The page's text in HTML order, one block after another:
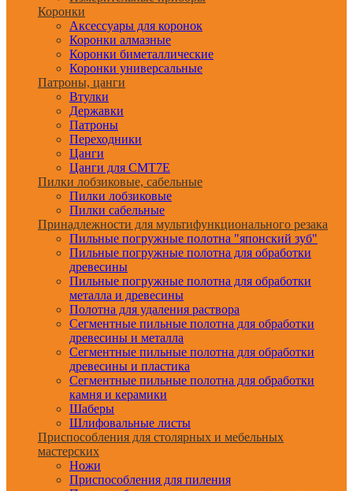
Коронки
Аксессуары для коронок
Коронки алмазные
Коронки биметаллические
Коронки универсальные
Патроны, цанги
Втулки
Державки
Патроны
Переходники
Цанги
Цанги для CMT7E
Пилки лобзиковые, сабельные
Пилки лобзиковые
Пилки сабельные
Принадлежности для мультифункционального резака
Пильные погружные полотна "японский зуб"
Пильные погружные полотна для обработки
древесины
Пильные погружные полотна для обработки
металла и древесины
Полотна для удаления раствора
Сегментные пильные полотна для обработки
древесины и металла
Сегментные пильные полотна для обработки
древесины и пластика
Сегментные пильные полотна для обработки
камня и керамики
Шаберы
Шлифовальные листы
Приспособления для столярных и мебельных
мастерских
Ножи
Приспособления для пиления